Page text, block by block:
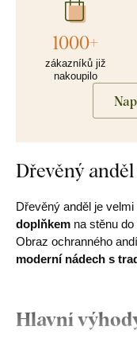
1000+
zákazníků již
nakoupilo
Dřevěný
Dřevěný anděl je velmi
doplňkem na stěnu
Obraz ochranného
moderní nádech s
Hlavní